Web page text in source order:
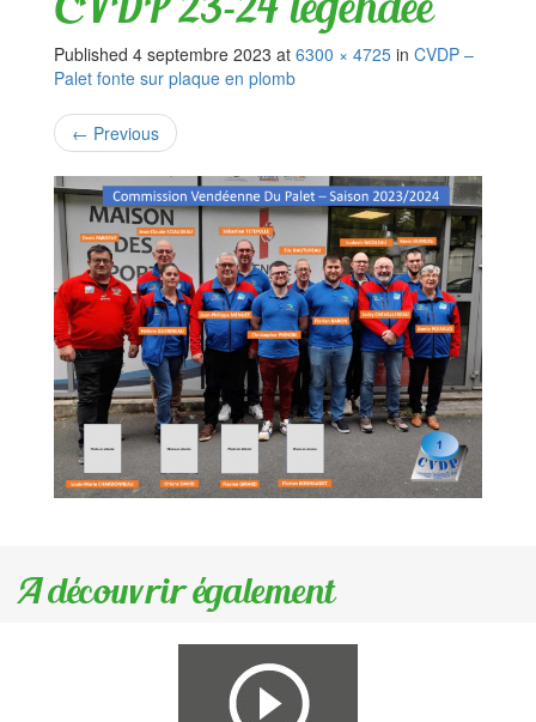
Published 4 septembre 2023 at 6300 × 4725 in CVDP –
Palet fonte sur plaque en plomb
← Previous
A découvrir également